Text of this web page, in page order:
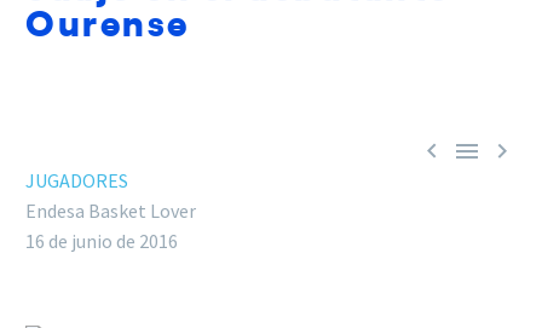
Ourense
  
JUGADORES
Endesa Basket Lover
16 de junio de 2016